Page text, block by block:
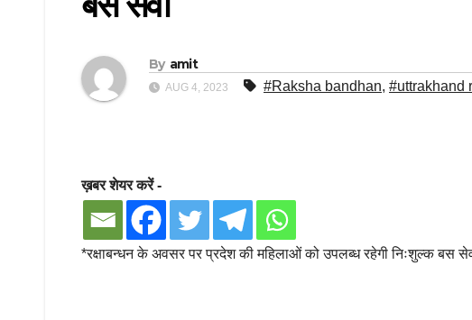
By amit
AUG 4, 2023 #Raksha bandhan, #uttrakhand
ख़बर शेयर करें -
*रक्षाबन्धन के अवसर पर प्रदेश की महिलाओं को उपलब्ध रहेगी निःशुल्क बस